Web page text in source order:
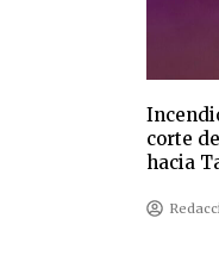
corte
hacia